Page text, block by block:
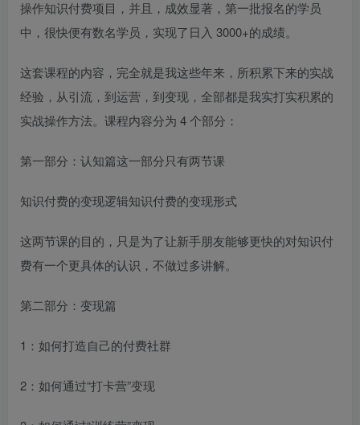
操作知识付费项目，并且，成效显著，第一批报名的学员
中，很快便有数名学员，实现了日入 3000+的成绩。
这套课程的内容，完全就是我这些年来，所积累下来的实战
经验，从引流，到运营，到变现，全部都是我实打实积累的
实战操作方法。课程内容分为 4 个部分：
第一部分：认知篇这一部分只有两节课
知识付费的变现逻辑知识付费的变现形式
这两节课的目的，只是为了让新手朋友能够更快的对知识付
费有一个更具体的认识，不做过多讲解。
第二部分：变现篇
1：如何打造自己的付费社群
2：如何通过“打卡营”变现